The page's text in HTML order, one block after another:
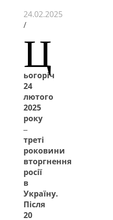
24.02.2025
/
Ц
ьогоріч
24
лютого
2025
року
‒
треті
роковини
вторгнення
росії
в
Україну.
Після
20